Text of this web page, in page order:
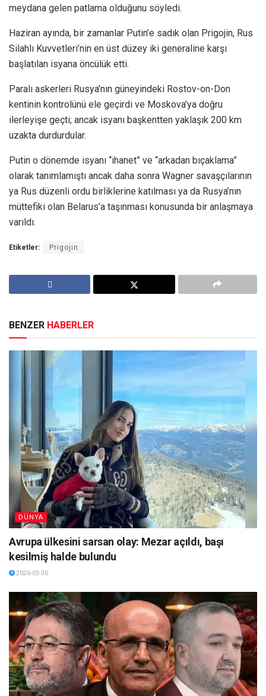
meydana gelen patlama olduğunu söyledi.
Haziran ayında, bir zamanlar Putin’e sadık olan Prigojin, Rus
Silahlı Kuvvetleri’nin en üst düzey iki generaline karşı
başlatılan isyana öncülük etti.
Paralı askerleri Rusya’nın güneyindeki Rostov-on-Don
kentinin kontrolünü ele geçirdi ve Moskova’ya doğru
ilerleyişe geçti; ancak isyanı başkentten yaklaşık 200 km
uzakta durdurdular.
Putin o dönemde isyanı “ihanet” ve “arkadan bıçaklama”
olarak tanımlamıştı ancak daha sonra Wagner savaşçılarının
ya Rus düzenli ordu birliklerine katılması ya da Rusya’nın
müttefiki olan Belarus’a taşınması konusunda bir anlaşmaya
varıldı.
Etiketler: Prigojin
BENZER HABERLER
DÜNYA
Avrupa ülkesini sarsan olay: Mezar açıldı, başı
kesilmiş halde bulundu
2026-03-30